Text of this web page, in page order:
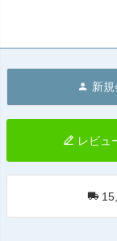
新
レビュ